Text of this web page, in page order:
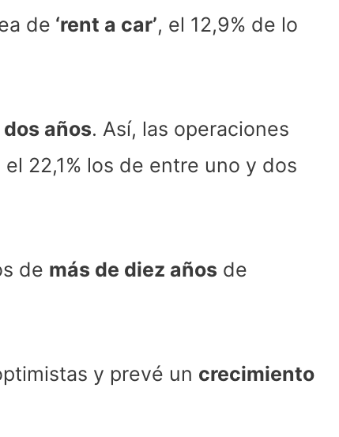
de ‘rent a car’, el 12,9% de lo
años. Así, las operaciones
22,1% los de entre uno y dos
de más de diez años de
y prevé un crecimiento